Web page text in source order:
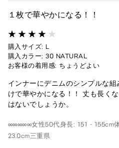
１枚で華やかになる！！
購入サイズ: L
購入カラー: 30 NATURAL
お客様の着用感: ちょうどよい
インナーにデニムのシンプルな
けで華やかになる！！ 丈も長く
はないでしょうか。
∞∞∞∞∞女性50代身長: 151 - 155cm
23.0cm三重県